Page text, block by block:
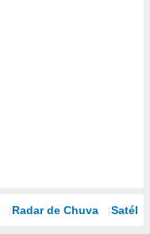
Radar de Chuva